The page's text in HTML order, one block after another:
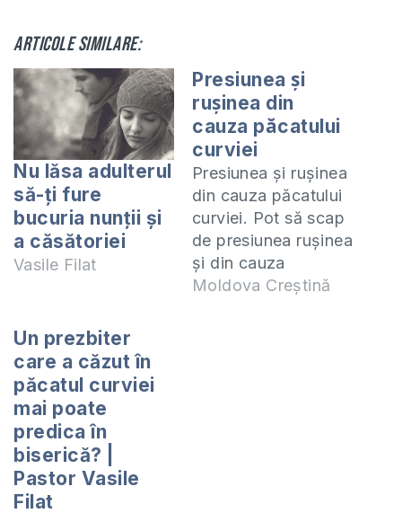
Articole similare:
Nu lăsa adulterul
să-ți fure
bucuria nunții și
a căsătoriei
Vasile Filat
Presiunea și
rușinea din
cauza păcatului
curviei
Presiunea și rușinea
din cauza păcatului
curviei. Pot să scap
de presiunea rușinea
și din cauza
păcatului curviei?
Moldova Creștină
Un prezbiter
care a căzut în
păcatul curviei
mai poate
predica în
biserică? |
Pastor Vasile
Filat